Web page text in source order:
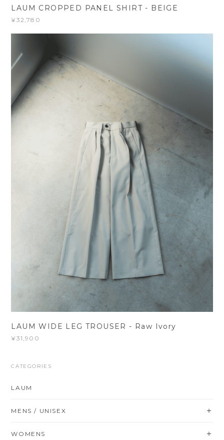
LAUM CROPPED PANEL SHIRT - BEIGE
¥32,780
LAUM WIDE LEG TROUSER - Raw Ivory
¥31,900
CATEGORIES
LAUM
MENS / UNISEX
WOMENS